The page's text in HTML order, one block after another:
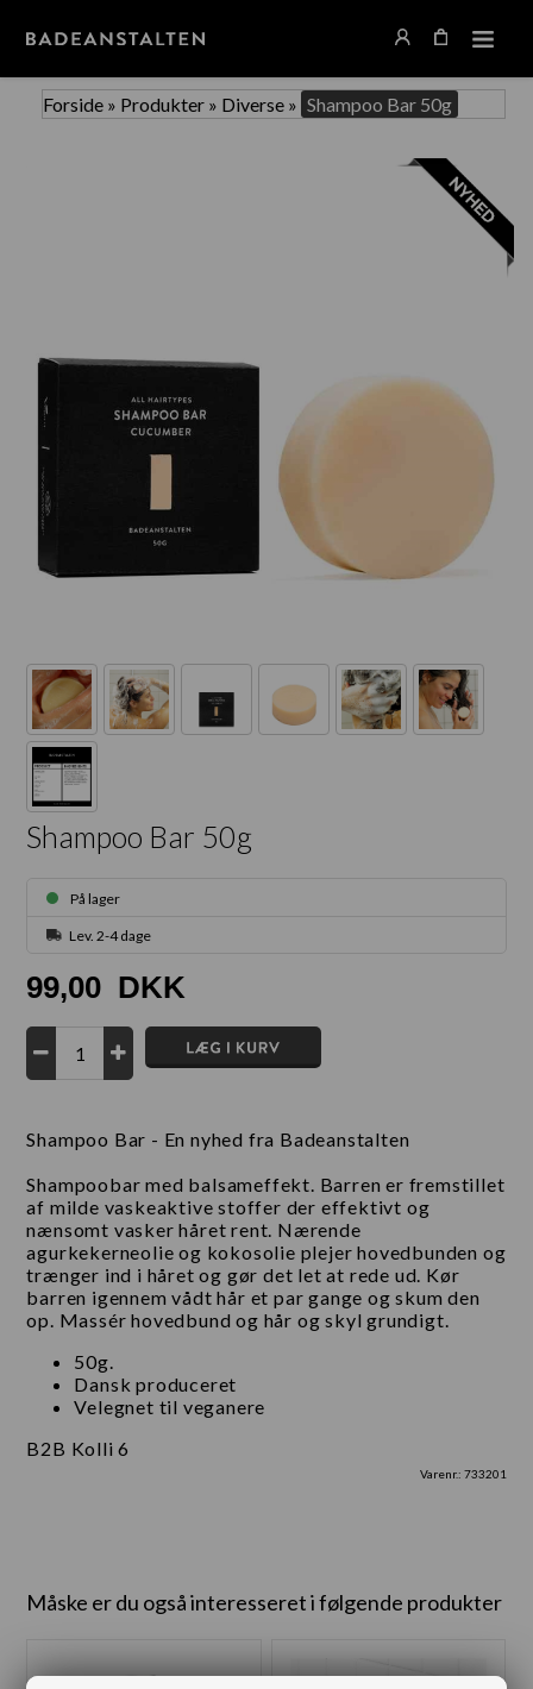
Forside » Produkter » Diverse » Shampoo Bar 50g
Shampoo Bar 50g
På lager
Lev. 2-4 dage
99,00 DKK
Shampoo Bar - En nyhed fra Badeanstalten
Shampoobar med balsameffekt. Barren er fremstillet
af milde vaskeaktive stoffer der effektivt og
nænsomt vasker håret rent. Nærende
agurkekerneolie og kokosolie plejer hovedbunden og
trænger ind i håret og gør det let at rede ud. Kør
barren igennem vådt hår et par gange og skum den
op. Massér hovedbund og hår og skyl grundigt.
50g.
Dansk produceret
Velegnet til veganere
B2B Kolli 6
Varenr.: 733201
Måske er du også interesseret i følgende produkter